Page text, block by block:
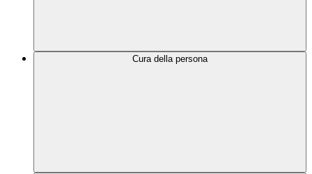
Cura della persona